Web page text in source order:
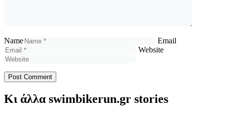
Name
Email
Website
Κι άλλα swimbikerun.gr stories